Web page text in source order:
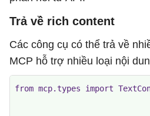
Trả về rich content
Các công cụ có thể trả về
MCP hỗ trợ nhiều loại nội
from mcp.types import